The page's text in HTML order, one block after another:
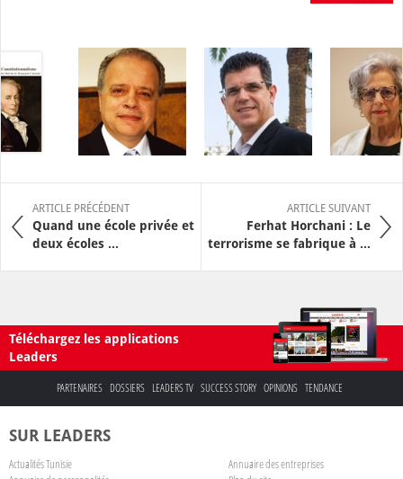
ARTICLE PRÉCÉDENT
Quand une école privée et
deux écoles ...
ARTICLE SUIVANT
Ferhat Horchani : Le
terrorisme se fabrique à ...
Téléchargez les applications
Leaders
PARTENAIRES DOSSIERS LEADERS TV SUCCESS STORY OPINIONS TENDANCE
SUR LEADERS
Actualités Tunisie
Annuaire des entreprises